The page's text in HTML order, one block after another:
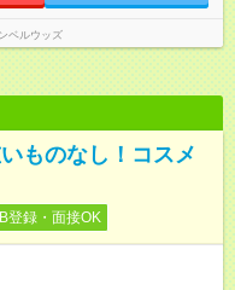
ベルウッズ
ものなし！コスメ
登録・面接OK